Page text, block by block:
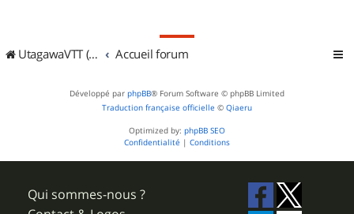
UtagawaVTT (Randos VTT et VTTAE avec traces GPS) Accueil forum
Développé par phpBB® Forum Software © phpBB Limited
Traduction française officielle © Qiaeru
Optimized by: phpBB SEO
Confidentialité | Conditions
Qui sommes-nous ?